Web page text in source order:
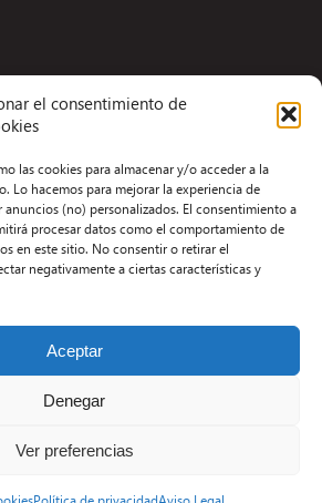
el consentimiento de
las cookies para almacenar y/o acceder a la
Lo hacemos para mejorar la experiencia de
anuncios (no) personalizados. El consentimiento a
procesar datos como el comportamiento de
en este sitio. No consentir o retirar el
negativamente a ciertas características y
Aceptar
Denegar
Ver preferencias
Aviso Legal
y condiciones
de privacidad
Contacto
Web por Kiwop